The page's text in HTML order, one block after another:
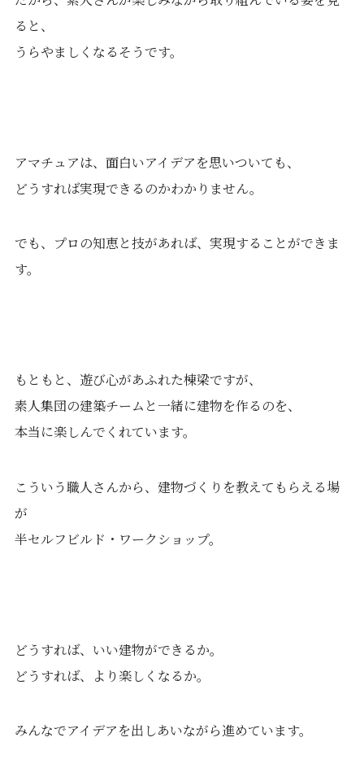
ると、
うらやましくなるそうです。
アマチュアは、面白いアイデアを思いついても、
どうすれば実現できるのかわかりません。
でも、プロの知恵と技があれば、実現することができま
す。
もともと、遊び心があふれた棟梁ですが、
素人集団の建築チームと一緒に建物を作るのを、
本当に楽しんでくれています。
こういう職人さんから、建物づくりを教えてもらえる場
が
半セルフビルド・ワークショップ。
どうすれば、いい建物ができるか。
どうすれば、より楽しくなるか。
みんなでアイデアを出しあいながら進めています。